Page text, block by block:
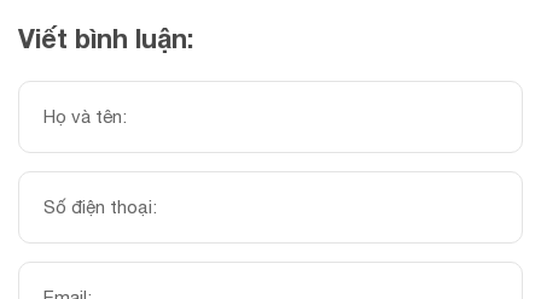
Viết bình luận: